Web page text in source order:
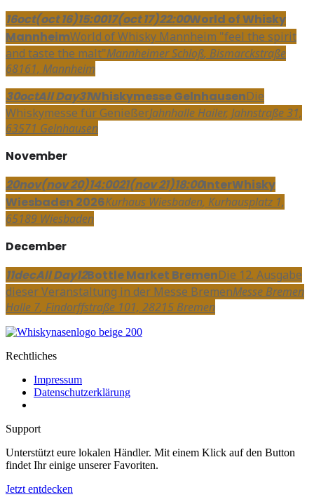
16oct(oct 16)15:0017(oct 17)22:00World of Whisky
MannheimWorld of Whisky Mannheim "feel the spirit
and taste the malt"Mannheimer Schloß, Bismarckstraße
68161, Mannheim
30octAll Day31Whiskymesse GelnhausenDie
Whiskymesse für GenießerJahnhalle Hailer, Jahnstraße 31,
63571 Gelnhausen
November
20nov(nov 20)14:0021(nov 21)18:00InterWhisky
Wiesbaden 2026Kurhaus Wiesbaden, Kurhausplatz 1,
65189 Wiesbaden
December
11decAll Day12Bottle Market BremenDie 12. Ausgabe
dieser Veranstaltung in der Messe BremenMesse Bremen
Halle 7, Findorffstraße 101, 28215 Bremen
Rechtliches
Impressum
Datenschutzerklärung
Support
Unterstützt eure lokalen Händler. Mit einem Klick auf den Button
findet Ihr einige unserer Favoriten.
Jetzt entdecken